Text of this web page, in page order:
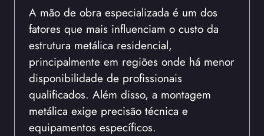
A mão de obra especializada é um dos
fatores que mais influenciam o custo da
estrutura metálica residencial,
principalmente em regiões onde há menor
disponibilidade de profissionais
qualificados. Além disso, a montagem
metálica exige precisão técnica e
equipamentos específicos.